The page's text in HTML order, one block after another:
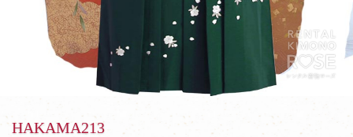
HAKAMA213